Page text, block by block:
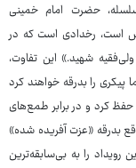
حضرت امام خمینی
است، رخدادی است که در
شهید.» این تفاوت،
را بدرقه خواهند کرد
حفظ کرد و در برابر طمع‌های
بدرقه «عزت آفریده شده»
را به بی‌سابقه‌ترین